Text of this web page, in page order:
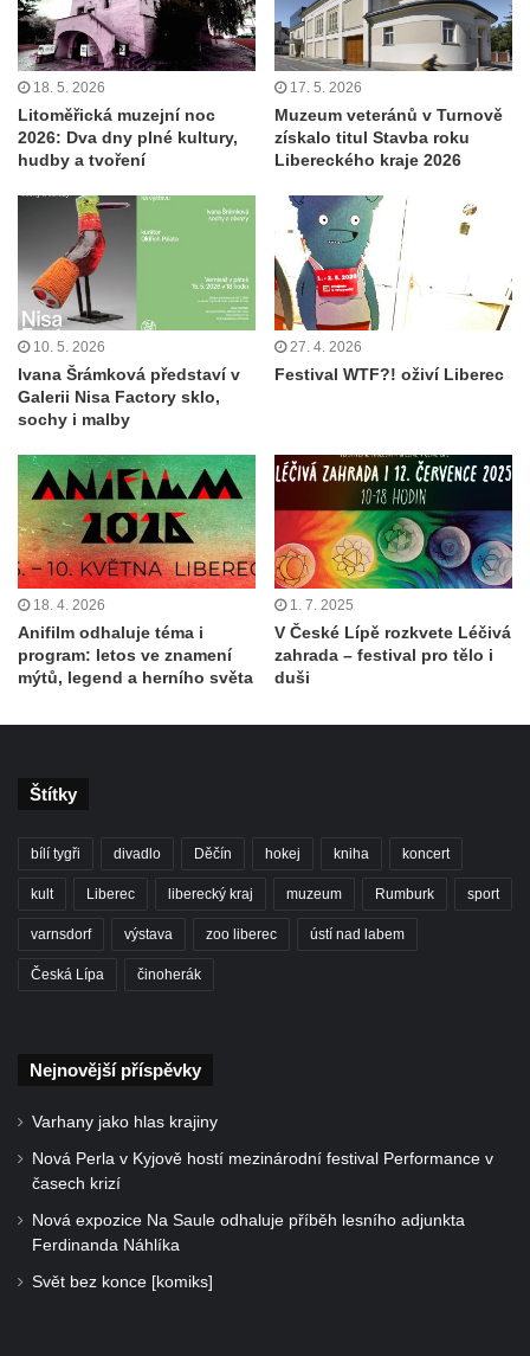
18. 5. 2026
Litoměřická muzejní noc
2026: Dva dny plné kultury,
hudby a tvoření
17. 5. 2026
Muzeum veteránů v Turnově
získalo titul Stavba roku
Libereckého kraje 2026
10. 5. 2026
Ivana Šrámková představí v
Galerii Nisa Factory sklo,
sochy i malby
27. 4. 2026
Festival WTF?! oživí Liberec
18. 4. 2026
Anifilm odhaluje téma i
program: letos ve znamení
mýtů, legend a herního světa
1. 7. 2025
V České Lípě rozkvete Léčivá
zahrada – festival pro tělo i
duši
Štítky
bílí tygři divadlo Děčín hokej kniha koncert
kult Liberec liberecký kraj muzeum Rumburk sport
varnsdorf výstava zoo liberec ústí nad labem
Česká Lípa činoherák
Nejnovější příspěvky
Varhany jako hlas krajiny
Nová Perla v Kyjově hostí mezinárodní festival Performance v
časech krizí
Nová expozice Na Saule odhaluje příběh lesního adjunkta
Ferdinanda Náhlíka
Svět bez konce [komiks]